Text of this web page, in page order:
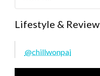
Lifestyle & Review
@chillwonpai